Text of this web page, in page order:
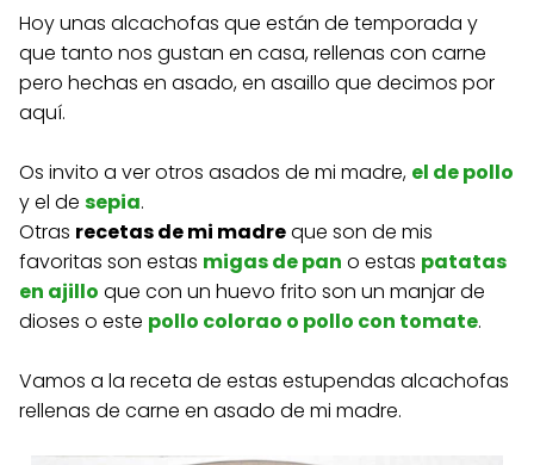
Hoy unas alcachofas que están de temporada y
que tanto nos gustan en casa, rellenas con carne
pero hechas en asado, en asaillo que decimos por
aquí.
Os invito a ver otros asados de mi madre, el de pollo
y el de sepia.
Otras recetas de mi madreque son de mis
favoritas son estas migas de pan o estas patatas
en ajillo que con un huevo frito son un manjar de
dioses o este pollo colorao o pollo con tomate.
Vamos a la receta de estas estupendas alcachofas
rellenas de carne en asado de mi madre.